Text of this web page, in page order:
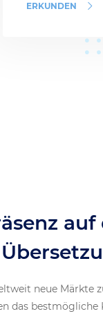
ERKUNDEN
neue Märkte
das bestmögliche